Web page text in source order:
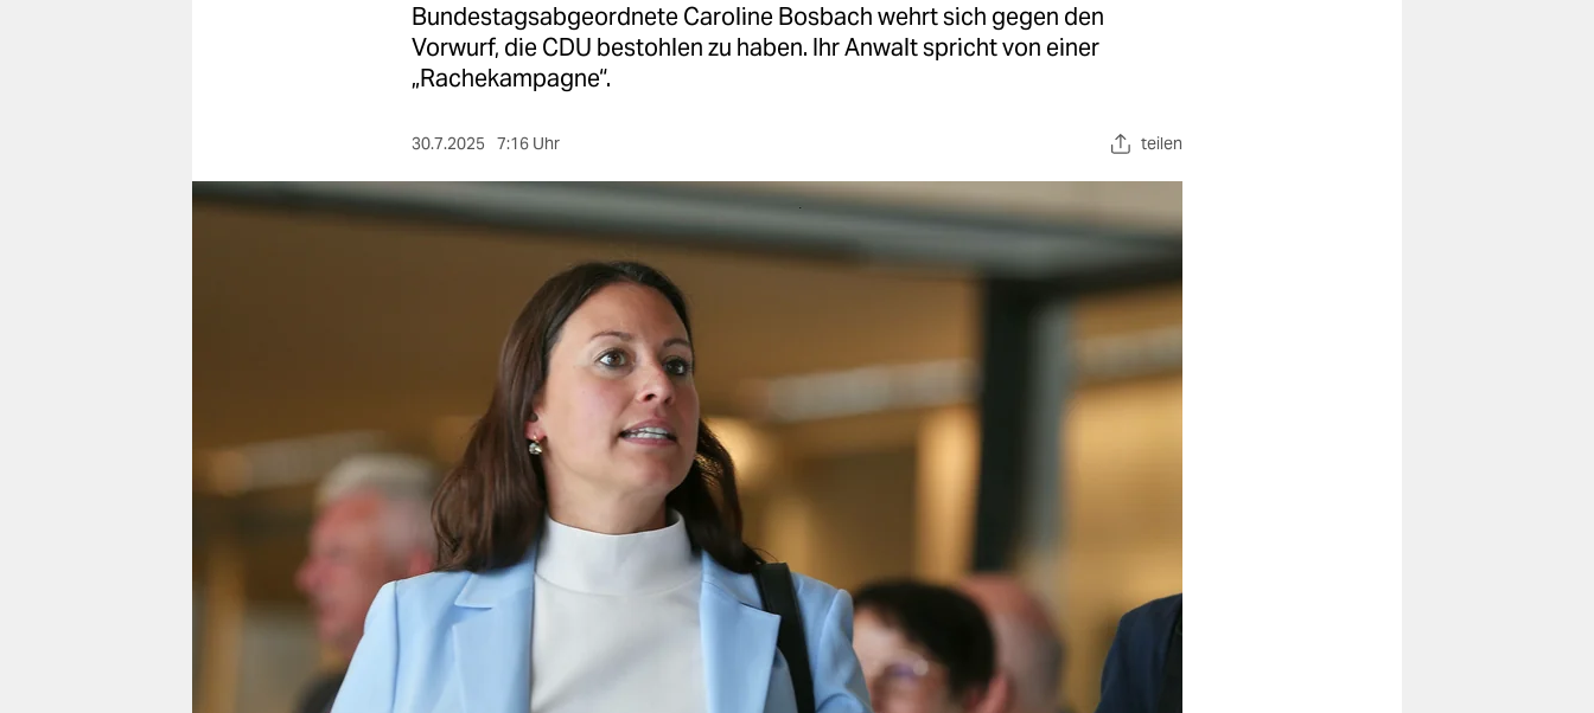
berlin
veranstaltungen
shop
unterstützen
genossenschaft
Bundestagsabgeordnete Caroline Bosbach wehrt sich gegen den
Vorwurf, die CDU bestohlen zu haben. Ihr Anwalt spricht von einer
„Rachekampagne“.
30.7.2025 7:16 Uhr teilen